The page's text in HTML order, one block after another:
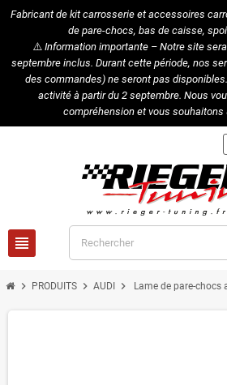
Fabricant de kit carrosserie et accessoires
de pare-chocs, bas de caisse,
⚠️Information importante – Notre site
septembre inclus. Durant cette période, nos
des commandes) ne seront pas
activité à partir du 2 septembre. Nous
compréhension et vous souhaitons
view_headline
chevron_right PRODUITS chevron_right AUDI chevron_right Lame de pare-chocs